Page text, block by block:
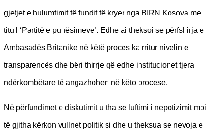
gjetjet e hulumtimit të fundit të kryer nga BIRN Kosova me
titull ‘Partitë e punësimeve’. Edhe ai theksoi se përfshirja e
Ambasadës Britanike në këtë proces ka rritur nivelin e
transparencës dhe bëri thirrje që edhe institucionet tjera
ndërkombëtare të angazhohen në këto procese.
Në përfundimet e diskutimit u tha se luftimi i nepotizimit mbi
të gjitha kërkon vullnet politik si dhe u theksua se nevoja e